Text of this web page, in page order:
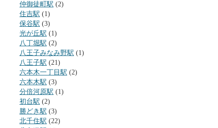
仲御徒町駅 (2)
住吉駅 (1)
保谷駅 (3)
光が丘駅 (1)
八丁堀駅 (2)
八王子みなみ野駅 (1)
八王子駅 (21)
六本木一丁目駅 (2)
六本木駅 (3)
分倍河原駅 (1)
初台駅 (2)
勝どき駅 (3)
北千住駅 (22)